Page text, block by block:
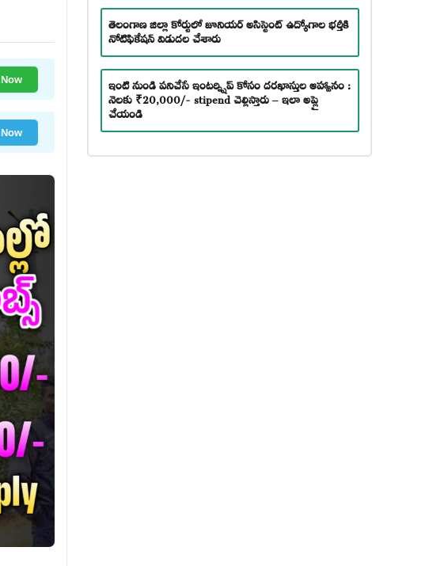
తెలంగాణ జిల్లా కోర్టులో జూనియర్ అసిస్టెంట్ ఉద్యోగాల భర్తీకి
నోటిఫికేషన్ విడుదల చేశారు
ఇంటి నుండి పనిచేసే ఇంటర్న్షిప్ కోసం దరఖాస్తుల ఆహ్వానం :
నెలకు ₹20,000/- stipend చెల్లిస్తారు – ఇలా అప్లై
చేయండి